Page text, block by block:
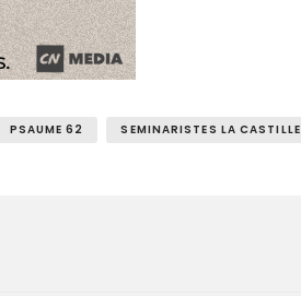
PSAUME 62 SEMINARISTES LA CASTILLE